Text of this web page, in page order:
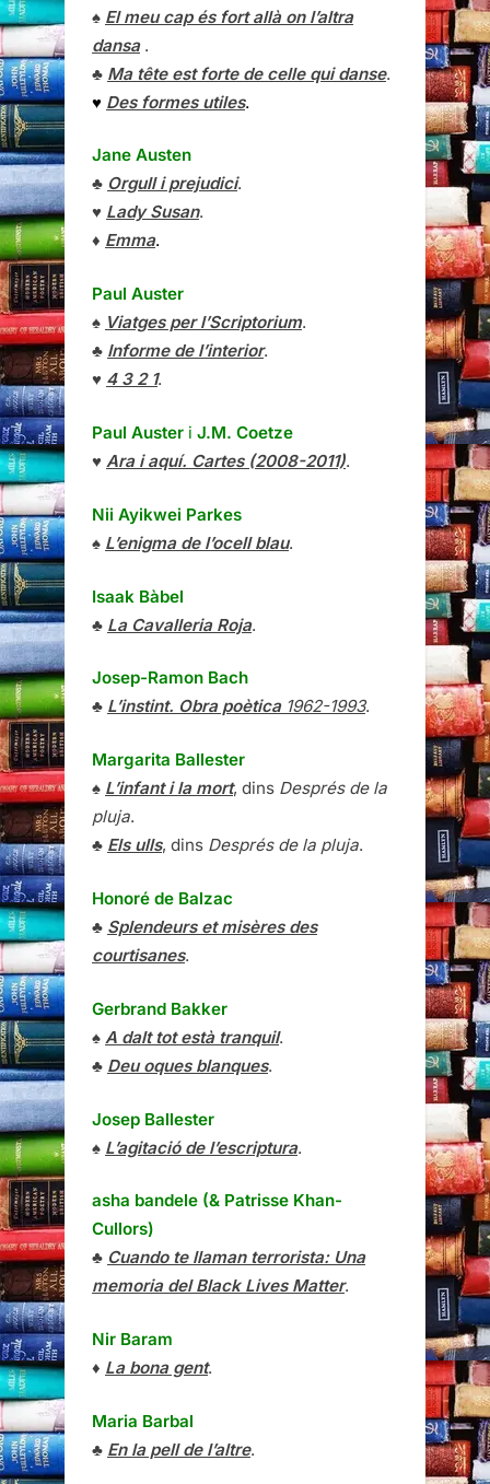
♠ El meu cap és fort allà on l’altra
dansa.
♣ Ma tête est forte de celle qui danse.
♥ Des formes utiles.
Jane Austen
♣ Orgull i prejudici.
♥ Lady Susan.
♦ Emma.
Paul Auster
♠ Viatges per l’Scriptorium.
♣ Informe de l’interior.
♥ 4 3 2 1.
Paul Auster i J.M. Coetze
♥ Ara i aquí. Cartes (2008-2011).
Nii Ayikwei Parkes
♠ L’enigma de l’ocell blau.
Isaak Bàbel
♣ La Cavalleria Roja.
Josep-Ramon Bach
♣ L’instint. Obra poètica1962-1993.
Margarita Ballester
♠ L’infant i la mort, dins Després de la
pluja.
♣ Els ulls, dins Després de la pluja.
Honoré de Balzac
♣ Splendeurs et misères des
courtisanes.
Gerbrand Bakker
♠ A dalt tot està tranquil.
♣ Deu oques blanques.
Josep Ballester
♠ L’agitació de l’escriptura.
asha bandele (& Patrisse Khan-
Cullors)
♣ Cuando te llaman terrorista: Una
memoria del Black Lives Matter.
Nir Baram
♦ La bona gent.
Maria Barbal
♣ En la pell de l’altre.